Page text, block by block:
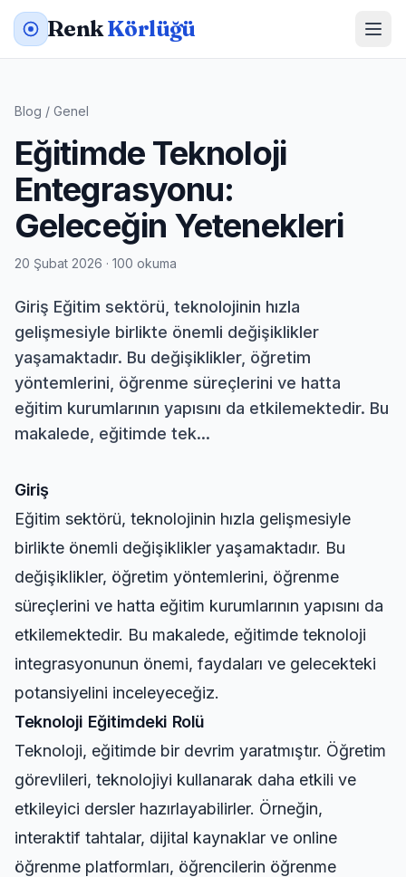
RenkKörlüğü
Blog / Genel
Eğitimde Teknoloji
Entegrasyonu:
Geleceğin Yetenekleri
20 Şubat 2026 · 100 okuma
Giriş Eğitim sektörü, teknolojinin hızla
gelişmesiyle birlikte önemli değişiklikler
yaşamaktadır. Bu değişiklikler, öğretim
yöntemlerini, öğrenme süreçlerini ve hatta
eğitim kurumlarının yapısını da etkilemektedir. Bu
makalede, eğitimde tek...
Giriş
Eğitim sektörü, teknolojinin hızla gelişmesiyle
birlikte önemli değişiklikler yaşamaktadır. Bu
değişiklikler, öğretim yöntemlerini, öğrenme
süreçlerini ve hatta eğitim kurumlarının yapısını da
etkilemektedir. Bu makalede, eğitimde teknoloji
integrasyonunun önemi, faydaları ve gelecekteki
potansiyelini inceleyeceğiz.
Teknoloji Eğitimdeki Rolü
Teknoloji, eğitimde bir devrim yaratmıştır. Öğretim
görevlileri, teknolojiyi kullanarak daha etkili ve
etkileyici dersler hazırlayabilirler. Örneğin,
interaktif tahtalar, dijital kaynaklar ve online
öğrenme platformları, öğrencilerin öğrenme